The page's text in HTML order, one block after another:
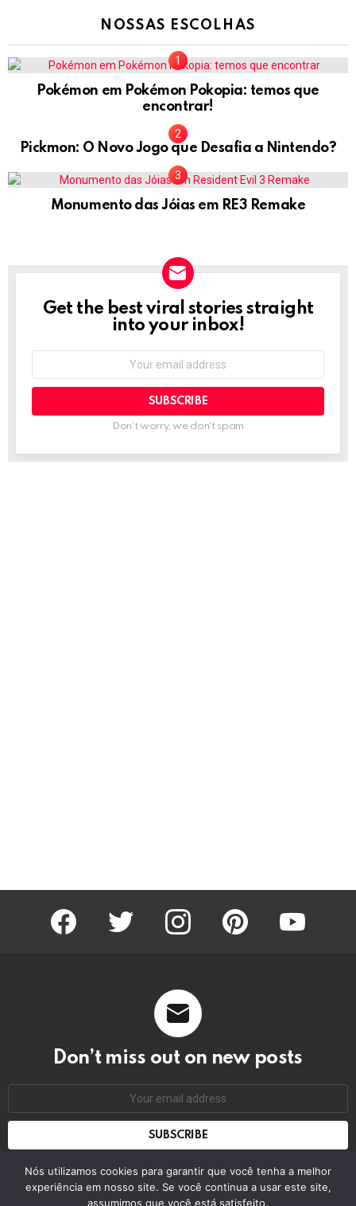
NOSSAS ESCOLHAS
Pokémon em Pokémon Pokopia: temos que
encontrar!
Pickmon: O Novo Jogo que Desafia a Nintendo?
Monumento das Jóias em RE3 Remake
NEWSLETTER
Get the best viral stories straight
into your inbox!
Don't worry, we don't spam
facebook twitter instagram pinterest youtube
Don’t miss out on new posts
Nós utilizamos cookies para garantir que você tenha a melhor
experiência em nosso site. Se você continua a usar este site,
assumimos que você está satisfeito.